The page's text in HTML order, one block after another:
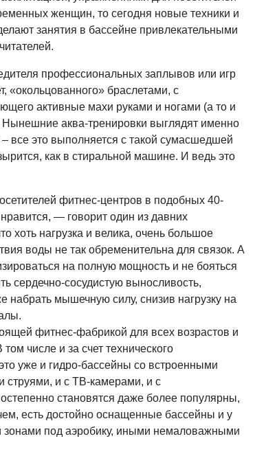
женщин, то сегодня новые техники и
занятия в бассейне привлекательными
профессиональных заплывов или игр
«окольцованного» браслетами, с
активные махи руками и ногами (а то и
Нынешние аква-тренировки выглядят именно
все это выполняется с такой сумасшедшей
как в стиральной машине. И ведь это
фитнес-центров в подобных 40-
— говорит один из давних
хоть нагрузка и велика, очень большое
воды не так обременительна для связок. А
на полную мощность и не бояться
сердечно-сосудистую выносливость,
набрать мышечную силу, снизив нагрузку на
фитнес-фабрикой для всех возрастов и
числе и за счет технического
уже и гидро-бассейны со встроенными
и с ТВ-камерами, и с
становятся даже более популярны,
есть достойно оснащенные бассейны и у
зонами под аэробику, иными немаловажными